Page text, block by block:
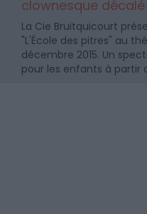
clownesque décalé
La Cie Bruitquicourt
"L'École des pitres" au
décembre 2015. Un
pour les enfants à partir